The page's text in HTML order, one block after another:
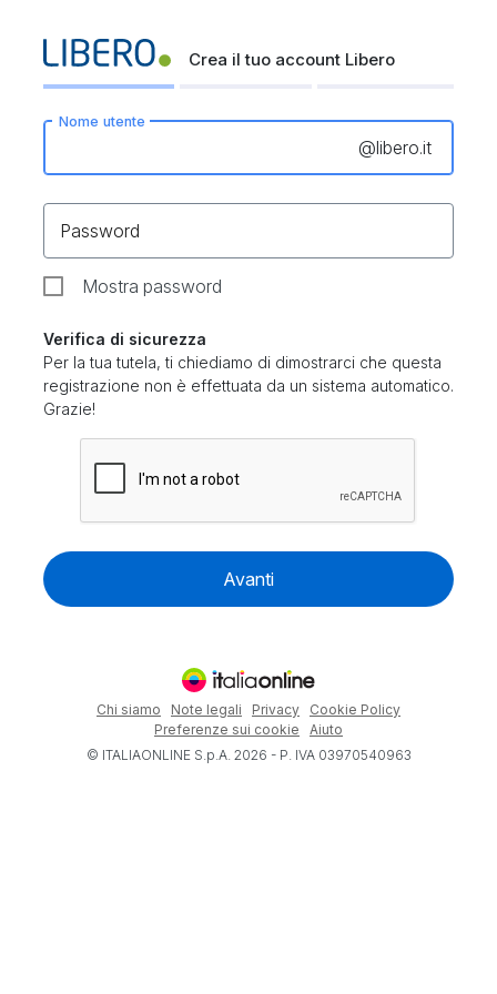
Crea il tuo account Libero
Nome utente
@libero.it
Password
Mostra password
Verifica di sicurezza
Per la tua tutela, ti chiediamo di dimostrarci che questa
registrazione non è effettuata da un sistema automatico.
Grazie!
Avanti
Chi siamo Note legali Privacy
Cookie Policy
Preferenze sui cookie
Aiuto
© ITALIAONLINE S.p.A. 2026 - P. IVA 03970540963